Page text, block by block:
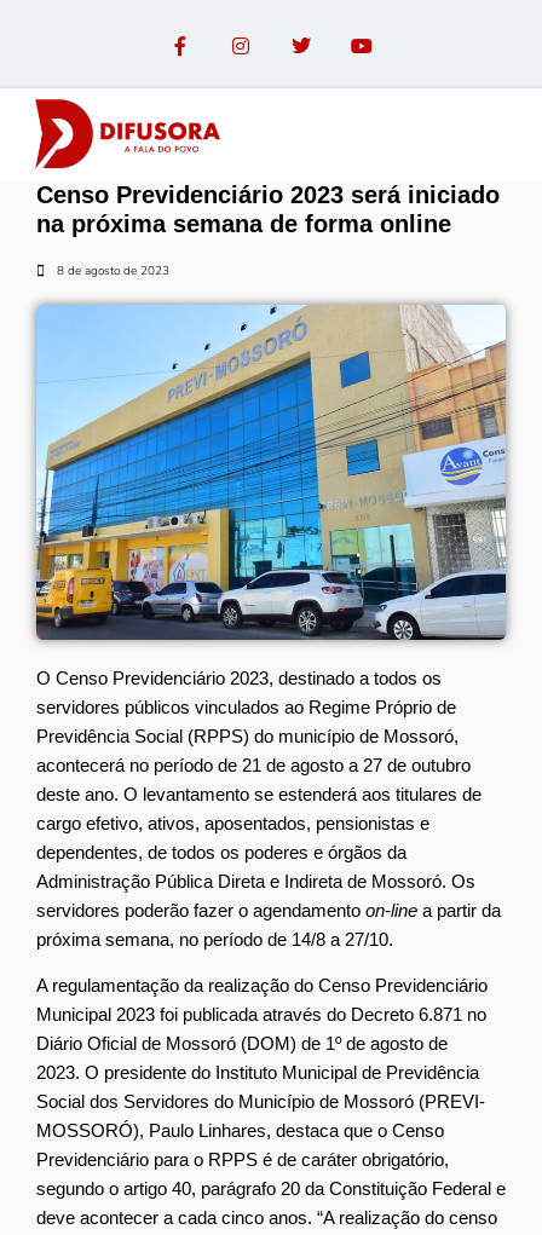
Censo Previdenciário 2023 será iniciado
na próxima semana de forma online
8 de agosto de 2023
O Censo Previdenciário 2023, destinado a todos os
servidores públicos vinculados ao Regime Próprio de
Previdência Social (RPPS) do município de Mossoró,
acontecerá no período de 21 de agosto a 27 de outubro
deste ano. O levantamento se estenderá aos titulares de
cargo efetivo, ativos, aposentados, pensionistas e
dependentes, de todos os poderes e órgãos da
Administração Pública Direta e Indireta de Mossoró. Os
servidores poderão fazer o agendamento on-line a partir da
próxima semana, no período de 14/8 a 27/10.
A regulamentação da realização do Censo Previdenciário
Municipal 2023 foi publicada através do Decreto 6.871 no
Diário Oficial de Mossoró (DOM) de 1º de agosto de
2023. O presidente do Instituto Municipal de Previdência
Social dos Servidores do Município de Mossoró (PREVI-
MOSSORÓ), Paulo Linhares, destaca que o Censo
Previdenciário para o RPPS é de caráter obrigatório,
segundo o artigo 40, parágrafo 20 da Constituição Federal e
deve acontecer a cada cinco anos. “A realização do censo